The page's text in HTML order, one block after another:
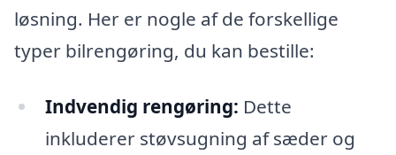
løsning. Her er nogle af de forskellige
typer bilrengøring, du kan bestille:
Indvendig rengøring: Dette
inkluderer støvsugning af sæder og